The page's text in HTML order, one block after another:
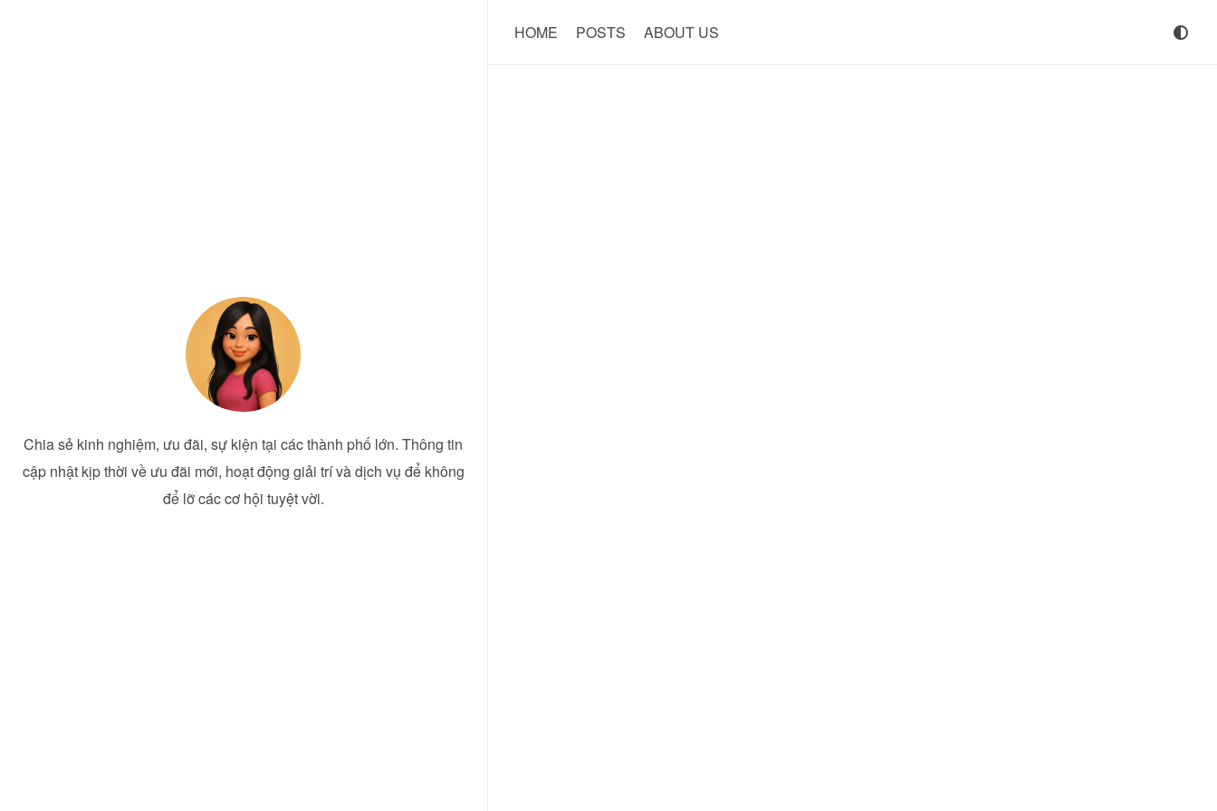
Chia sẻ kinh nghiệm, ưu đãi, sự kiện tại các thành phố lớn. Thông tin
cập nhật kịp thời về ưu đãi mới, hoạt động giải trí và dịch vụ để không
để lỡ các cơ hội tuyệt vời.
HOME POSTS ABOUT US